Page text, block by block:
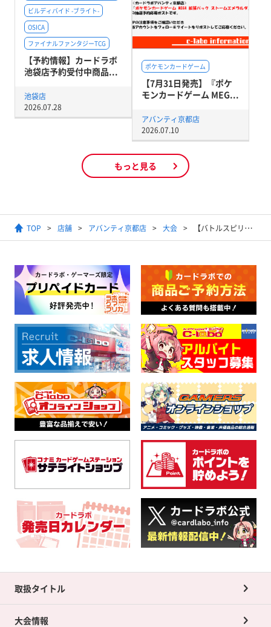
ビルディバイド -ブライト-
OSICA
ファイナルファンタジーTCG
【予約情報】カードラボ
池袋店予約受付中商品...
池袋店
2026.07.28
ポケモンカードゲーム
【7月31日発売】『ポケ
モンカードゲーム MEG...
アバンティ京都店
2026.07.10
もっと見る
TOP 店舗 アバンティ京都店 大会 【バトルスピリッツ】バトスピショップバトル (スタンダード)
取扱タイトル
大会情報